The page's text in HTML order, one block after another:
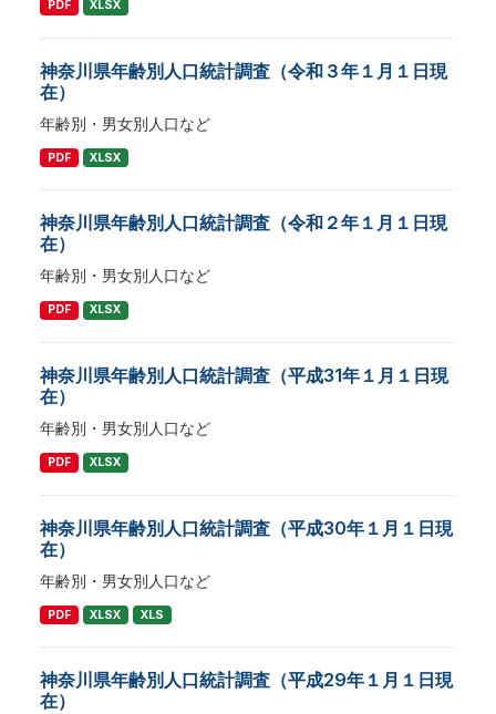
PDF XLSX
神奈川県年齢別人口統計調査（令和３年１月１日現
在）
年齢別・男女別人口など
PDF XLSX
神奈川県年齢別人口統計調査（令和２年１月１日現
在）
年齢別・男女別人口など
PDF XLSX
神奈川県年齢別人口統計調査（平成31年１月１日現
在）
年齢別・男女別人口など
PDF XLSX
神奈川県年齢別人口統計調査（平成30年１月１日現
在）
年齢別・男女別人口など
PDF XLSX XLS
神奈川県年齢別人口統計調査（平成29年１月１日現
在）